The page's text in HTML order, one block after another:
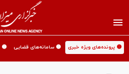
🟡 پرونده‌های ویژه خبری 🟡 سامانه‌های قضایی 🟡